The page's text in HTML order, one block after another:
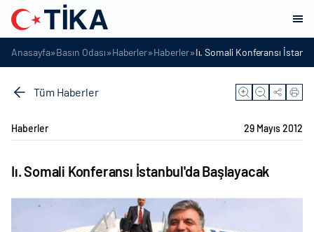
Anasayfa»Basın Odası»Haberler»Haberler»Iı. Somali Konferansı
Tüm Haberler
Haberler 29 Mayıs 2012
Iı. Somali Konferansı İstanbul'da Başlayacak